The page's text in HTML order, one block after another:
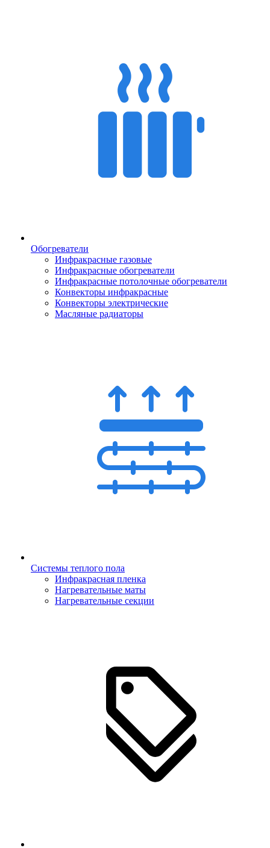
Обогреватели
Инфракрасные газовые
Инфракрасные обогреватели
Инфракрасные потолочные обогреватели
Конвекторы инфракрасные
Конвекторы электрические
Масляные радиаторы
Системы теплого пола
Инфракрасная пленка
Нагревательные маты
Нагревательные секции